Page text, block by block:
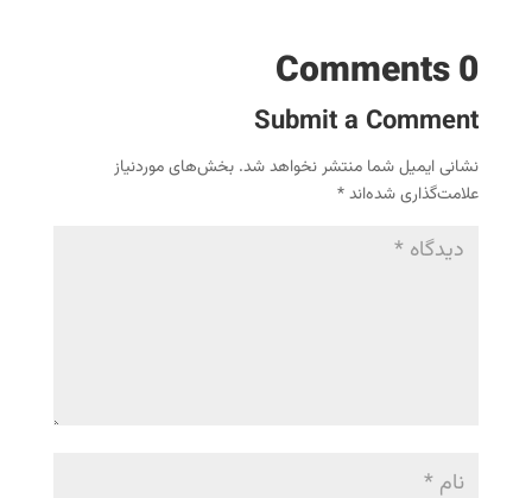
0 Comments
Submit a Comment
نشانی ایمیل شما منتشر نخواهد شد. بخش‌های موردنیاز
علامت‌گذاری شده‌اند*